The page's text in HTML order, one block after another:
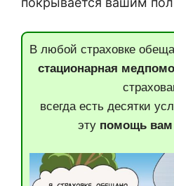
В любой страховке
стационарная
всегда есть десятки
эту помощь вам